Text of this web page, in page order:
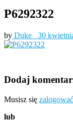
P6292322
by Duke_ 30
Dodaj
Musisz się zalogować
lub